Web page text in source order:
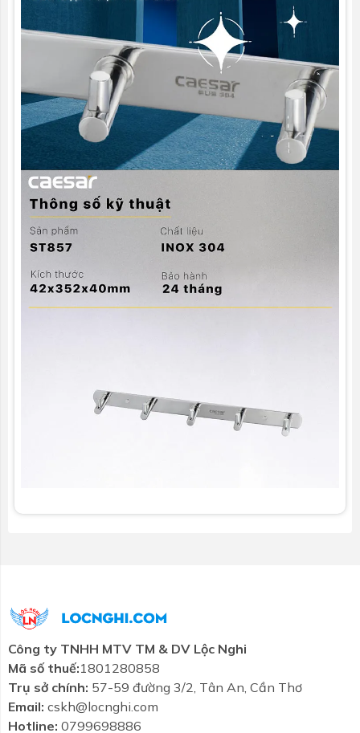
Công ty TNHH MTV TM & DV Lộc Nghi
Mã số thuế:1801280858
Trụ sở chính: 57-59 đường 3/2, Tân An, Cần Thơ
Email: cskh@locnghi.com
Hotline: 0799698886